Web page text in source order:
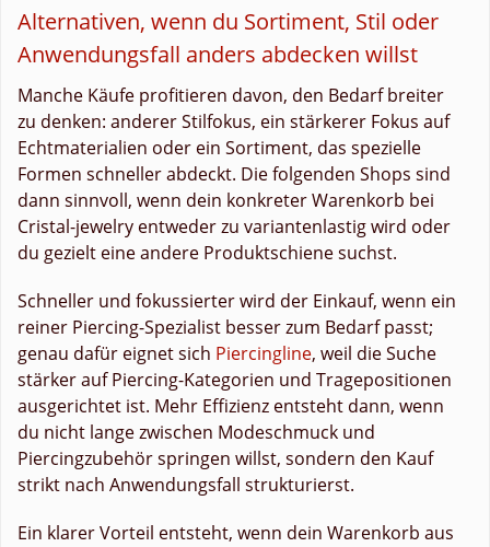
Alternativen, wenn du Sortiment, Stil oder
Anwendungsfall anders abdecken willst
Manche Käufe profitieren davon, den Bedarf breiter
zu denken: anderer Stilfokus, ein stärkerer Fokus auf
Echtmaterialien oder ein Sortiment, das spezielle
Formen schneller abdeckt. Die folgenden Shops sind
dann sinnvoll, wenn dein konkreter Warenkorb bei
Cristal-jewelry entweder zu variantenlastig wird oder
du gezielt eine andere Produktschiene suchst.
Schneller und fokussierter wird der Einkauf, wenn ein
reiner Piercing-Spezialist besser zum Bedarf passt;
genau dafür eignet sich Piercingline, weil die Suche
stärker auf Piercing-Kategorien und Tragepositionen
ausgerichtet ist. Mehr Effizienz entsteht dann, wenn
du nicht lange zwischen Modeschmuck und
Piercingzubehör springen willst, sondern den Kauf
strikt nach Anwendungsfall strukturierst.
Ein klarer Vorteil entsteht, wenn dein Warenkorb aus